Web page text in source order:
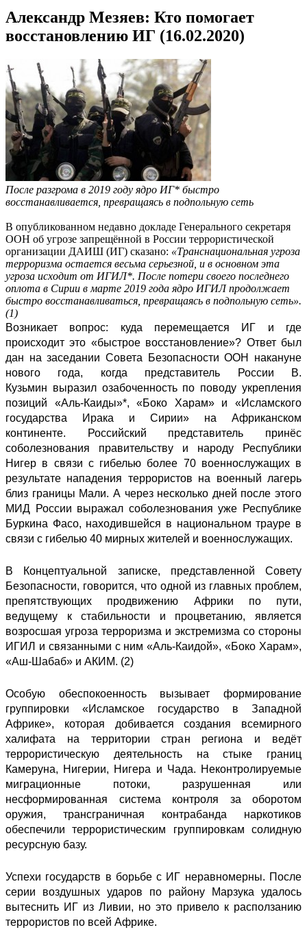
Александр Мезяев: Кто помогает
восстановлению ИГ (16.02.2020)
После разгрома в 2019 году ядро ИГ* быстро
восстанавливается, превращаясь в подпольную сеть
В опубликованном недавно докладе Генерального секретаря
ООН об угрозе запрещённой в России террористической
организации ДАИШ (ИГ) сказано: «Транснациональная угроза
терроризма остается весьма серьезной, и в основном эта
угроза исходит от ИГИЛ*. После потери своего последнего
оплота в Сирии в марте 2019 года ядро ИГИЛ продолжает
быстро восстанавливаться, превращаясь в подпольную сеть».
(1)
Возникает вопрос: куда перемещается ИГ и где
происходит это «быстрое восстановление»? Ответ был
дан на заседании Совета Безопасности ООН накануне
нового года, когда представитель России В.
Кузьмин выразил озабоченностьпо поводу укрепления
позиций «Аль-Каиды»*, «Боко Харам» и «Исламского
государства Ирака и Сирии» на Африканском
континенте. Российский представитель принёс
соболезнования правительству и народу Республики
Нигер в связи с гибелью более 70 военнослужащих в
результате нападения террористов на военный лагерь
близ границы Мали. А через несколько дней после этого
МИД России выражал соболезнования уже Республике
Буркина Фасо, находившейся в национальном трауре в
связи с гибелью 40 мирных жителей и военнослужащих.
В Концептуальной записке, представленной Совету
Безопасности, говорится, что одной из главных проблем,
препятствующих продвижению Африки по пути,
ведущему к стабильности и процветанию, является
возросшая угроза терроризма и экстремизма со стороны
ИГИЛ и связанными с ним «Аль-Каидой», «Боко Харам»,
«Аш-Шабаб» и АКИМ. (2)
Особую обеспокоенность вызывает формирование
группировки «Исламское государство в Западной
Африке», которая добивается создания всемирного
халифата на территории стран региона и ведёт
террористическую деятельность на стыке границ
Камеруна, Нигерии, Нигера и Чада. Неконтролируемые
миграционные потоки, разрушенная или
несформированная система контроля за оборотом
оружия, трансграничная контрабанда наркотиков
обеспечили террористическим группировкам солидную
ресурсную базу.
Успехи государств в борьбе с ИГ неравномерны. После
серии воздушных ударов по району Марзука удалось
вытеснить ИГ из Ливии, но это привело к расползанию
террористов по всей Африке.